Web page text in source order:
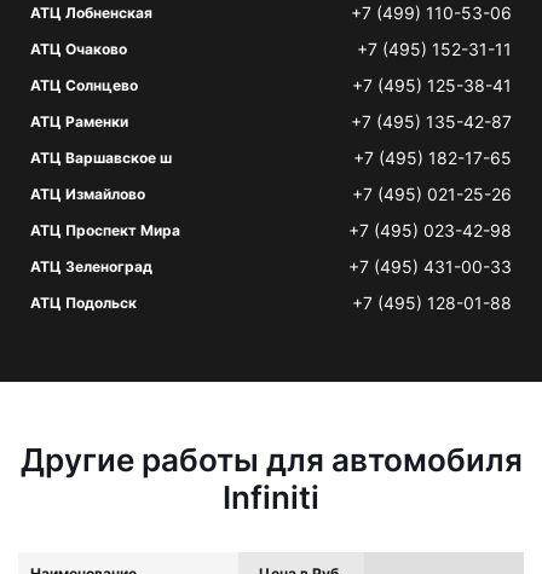
АТЦ Лобненская +7 (499) 110-53-06
АТЦ Очаково +7 (495) 152-31-11
АТЦ Солнцево +7 (495) 125-38-41
АТЦ Раменки +7 (495) 135-42-87
АТЦ Варшавское ш +7 (495) 182-17-65
АТЦ Измайлово +7 (495) 021-25-26
АТЦ Проспект Мира +7 (495) 023-42-98
АТЦ Зеленоград +7 (495) 431-00-33
АТЦ Подольск +7 (495) 128-01-88
Другие работы для автомобиля
Infiniti